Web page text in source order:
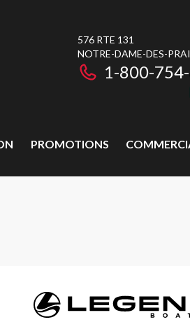
576 RTE 131
NOTRE-DAME-DES-
1-800-
PROMOTIONS